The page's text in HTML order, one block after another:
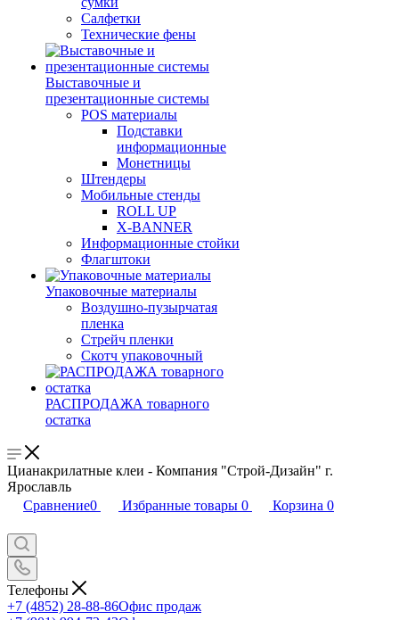
Салфетки
Технические фены
Выставочные и
презентационные системы
POS материалы
Подставки
информационные
Монетницы
Штендеры
Мобильные стенды
ROLL UP
X-BANNER
Информационные стойки
Флагштоки
Упаковочные материалы
Воздушно-пузырчатая
пленка
Стрейч пленки
Скотч упаковочный
РАСПРОДАЖА товарного
остатка
Цианакрилатные клеи - Компания "Строй-Дизайн" г.
Ярославль
Сравнение0 Избранные товары 0 Корзина 0
Телефоны
+7 (4852) 28-88-86Офис продаж